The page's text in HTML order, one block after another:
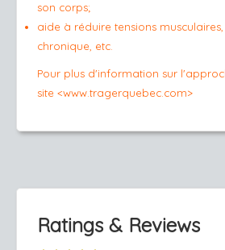
son corps;
aide à réduire tensions
chronique, etc.
Pour plus d'information sur
site <www.tragerquebec.com>
Ratings & Reviews